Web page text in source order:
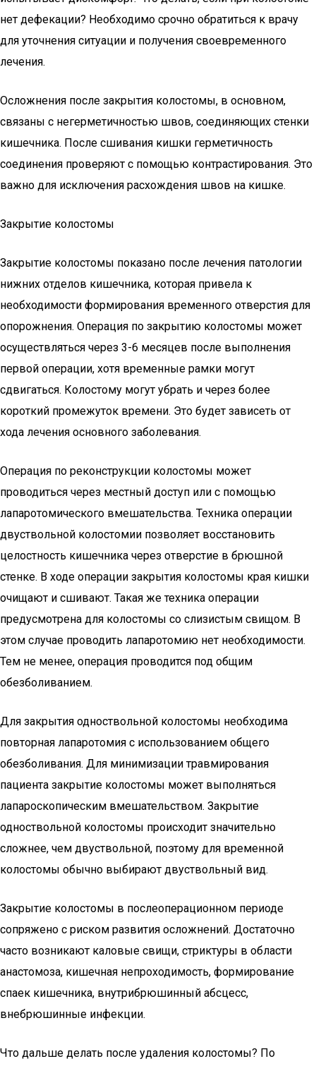
нет дефекации? Необходимо срочно обратиться к врачу
для уточнения ситуации и получения своевременного
лечения.
Осложнения после закрытия колостомы, в основном,
связаны с негерметичностью швов, соединяющих стенки
кишечника. После сшивания кишки герметичность
соединения проверяют с помощью контрастирования. Это
важно для исключения расхождения швов на кишке.
Закрытие колостомы
Закрытие колостомы показано после лечения патологии
нижних отделов кишечника, которая привела к
необходимости формирования временного отверстия для
опорожнения. Операция по закрытию колостомы может
осуществляться через 3-6 месяцев после выполнения
первой операции, хотя временные рамки могут
сдвигаться. Колостому могут убрать и через более
короткий промежуток времени. Это будет зависеть от
хода лечения основного заболевания.
Операция по реконструкции колостомы может
проводиться через местный доступ или с помощью
лапаротомического вмешательства. Техника операции
двуствольной колостомии позволяет восстановить
целостность кишечника через отверстие в брюшной
стенке. В ходе операции закрытия колостомы края кишки
очищают и сшивают. Такая же техника операции
предусмотрена для колостомы со слизистым свищом. В
этом случае проводить лапаротомию нет необходимости.
Тем не менее, операция проводится под общим
обезболиванием.
Для закрытия одноствольной колостомы необходима
повторная лапаротомия с использованием общего
обезболивания. Для минимизации травмирования
пациента закрытие колостомы может выполняться
лапароскопическим вмешательством. Закрытие
одноствольной колостомы происходит значительно
сложнее, чем двуствольной, поэтому для временной
колостомы обычно выбирают двуствольный вид.
Закрытие колостомы в послеоперационном периоде
сопряжено с риском развития осложнений. Достаточно
часто возникают каловые свищи, стриктуры в области
анастомоза, кишечная непроходимость, формирование
спаек кишечника, внутрибрюшинный абсцесс,
внебрюшинные инфекции.
Что дальше делать после удаления колостомы? По